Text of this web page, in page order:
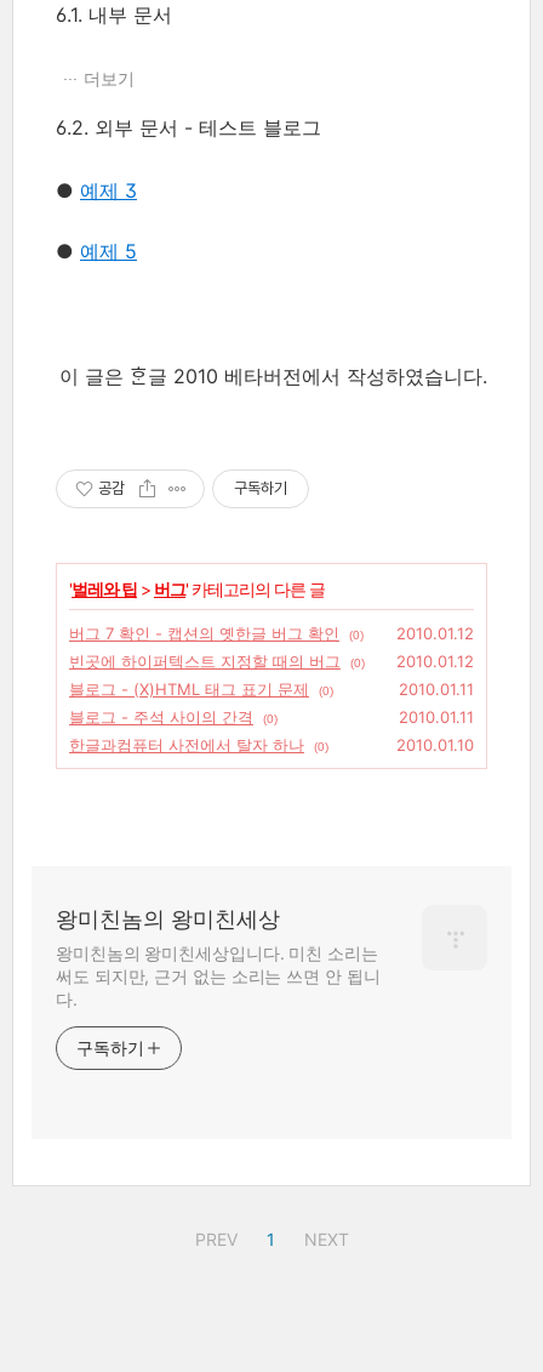
6.1. 내부 문서
더보기
6.2. 외부 문서 - 테스트 블로그
● 예제 3
● 예제 5
이 글은 ᄒᆞᆫ글 2010 베타버전에서 작성하였습니다.
공감 구독하기
'벌레와 팁 > 버그' 카테고리의 다른 글
버그 7 확인 - 캡션의 옛한글 버그 확인 (0)
2010.01.12
빈곳에 하이퍼텍스트 지정할 때의 버그
(0)
2010.01.12
블로그 - (X)HTML 태그 표기 문제
(0)
2010.01.11
블로그 - 주석 사이의 간격
(0)
2010.01.11
한글과컴퓨터 사전에서 탈자 하나
(0) 2010.01.10
왕미친놈의 왕미친세상
왕미친놈의 왕미친세상입니다. 미친 소리는
써도 되지만, 근거 없는 소리는 쓰면 안 됩니
다.
구독하기
PREV 1 NEXT